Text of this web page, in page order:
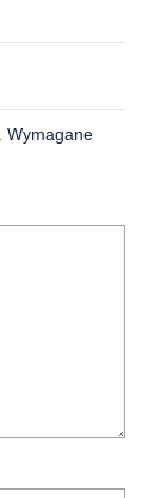
Wymagane